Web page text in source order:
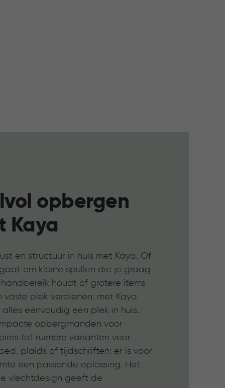
opbergen
Kaya
en structuur in huis met Kaya. Of
om kleine spullen die je graag
houdt of grotere items
vaste plek verdienen: met Kaya
eenvoudig een plek in huis.
opbergmanden voor
tot ruimere varianten voor
plaids of tijdschriften: er is voor
een passende oplossing. Het
vlechtdesign geeft de